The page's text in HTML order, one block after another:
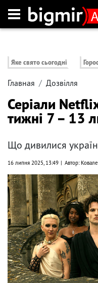
Яке свято сьогодні
Главная Дозвілля
Серіали
тижні 7 – 13
Що дивилися
16 липня 2025, 13:49 Автор: